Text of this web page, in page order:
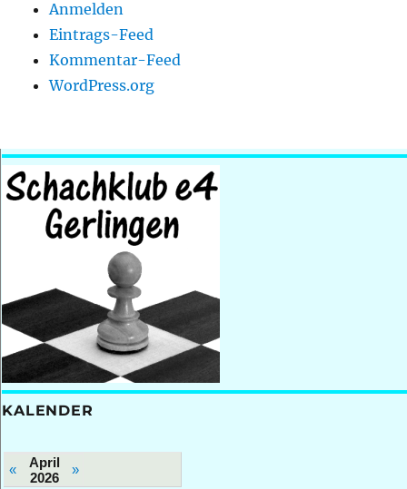
Anmelden
Eintrags-Feed
Kommentar-Feed
WordPress.org
KALENDER
«
April
2026
»